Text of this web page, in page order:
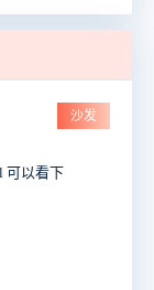
沙发
可以看下